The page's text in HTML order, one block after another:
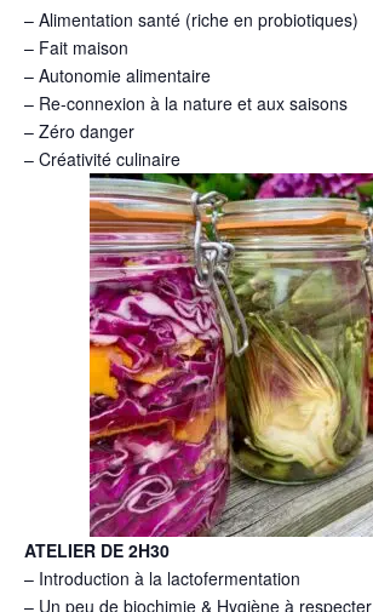
– Alimentation santé (riche en probiotiques)
– Fait maison
– Autonomie alimentaire
– Re-connexion à la nature et aux saisons
– Zéro danger
– Créativité culinaire
ATELIER DE 2H30
– Introduction à la lactofermentation
– Un peu de biochimie & Hygiène à respecter